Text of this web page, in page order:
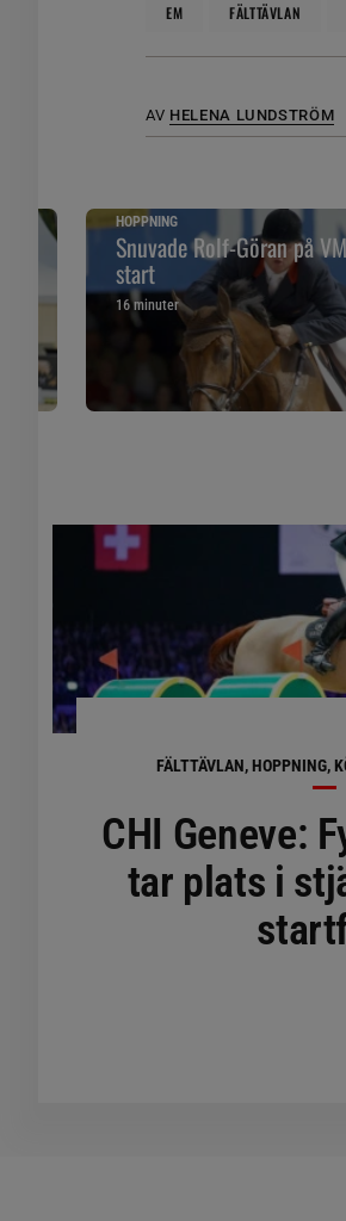
EM FÄLTTÄVLAN
AV HELENA LUNDSTRÖM
HOPPNING
Snuvade Rolf-Göran på
start
16 minuter
FÄLTTÄVLAN, HOPPNING,
CHI Geneve:
tar plats i